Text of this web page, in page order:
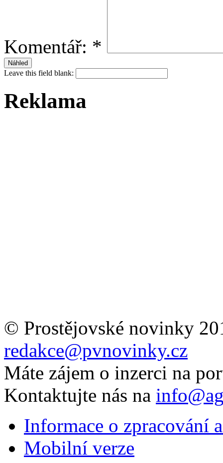
Komentář: *
Leave this field blank:
Reklama
© Prostějovské novinky
redakce@pvnovinky.cz
Máte zájem o inzerci na
Kontaktujte nás na
Informace o zpracování
Mobilní verze